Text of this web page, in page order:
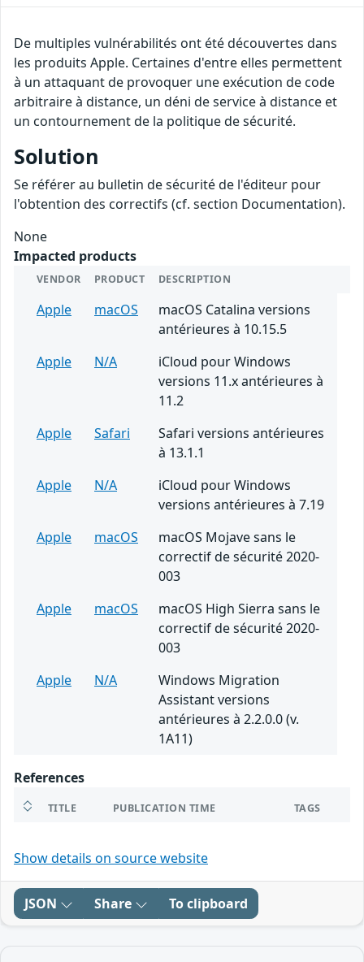
De multiples vulnérabilités ont été découvertes dans
les produits Apple. Certaines d'entre elles permettent
à un attaquant de provoquer une exécution de code
arbitraire à distance, un déni de service à distance et
un contournement de la politique de sécurité.
Solution
Se référer au bulletin de sécurité de l'éditeur pour
l'obtention des correctifs (cf. section Documentation).
None
Impacted products
VENDOR PRODUCT DESCRIPTION
Apple macOS
macOS Catalina versions
antérieures à 10.15.5
Apple
N/A
iCloud pour Windows
versions 11.x antérieures à
11.2
Apple
Safari
Safari versions antérieures
à 13.1.1
Apple
N/A
iCloud pour Windows
versions antérieures à 7.19
Apple
macOS
macOS Mojave sans le
correctif de sécurité 2020-
003
Apple
macOS
macOS High Sierra sans le
correctif de sécurité 2020-
003
Apple
N/A
Windows Migration
Assistant versions
antérieures à 2.2.0.0 (v.
1A11)
References
TITLE PUBLICATION TIME TAGS
Show details on source website
JSON Share To clipboard